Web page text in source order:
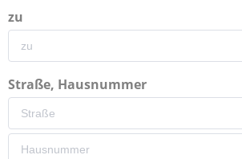
zu
Straße, Hausnummer